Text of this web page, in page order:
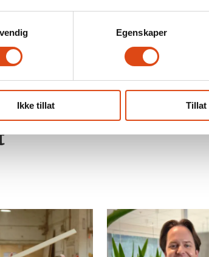
Egenskaper
Ikke tillat Tillat